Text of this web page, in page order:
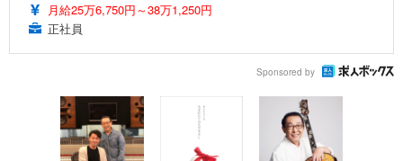
月給25万6,750円～38万1,250円
正社員
Sponsored by